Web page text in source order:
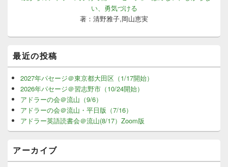
い、勇気づける
著：清野雅子,岡山恵実
最近の投稿
2027年パセージ＠東京都大田区（1/17開始）
2026年パセージ＠習志野市（10/24開始）
アドラーの会＠流山（9/6）
アドラーの会＠流山・平日版（7/16）
アドラー英語読書会＠流山(8/17）Zoom版
アーカイブ